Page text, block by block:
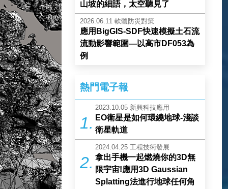
山坡的細語，太空聽見了
2026.06.11 軟體防災對策
應用BigGIS-SDF快速模擬土石流
流動影響範圍—以高市DF053為
例
熱門電子報
1.
2023.10.05 新興科技應用
EO衛星是如何環繞地球-淺談
衛星軌道
2.
2024.04.25 工程技術發展
拿出手機一起燃燒你的3D無
限宇宙!應用3D Gaussian
Splatting法進行地球任何角